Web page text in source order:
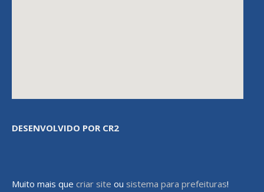
DESENVOLVIDO POR CR2
Muito mais que criar site ou sistema para prefeituras!